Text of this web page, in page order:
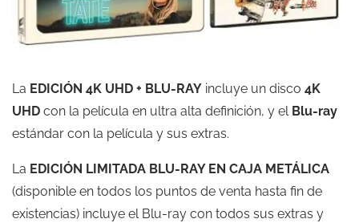
La EDICIÓN 4K UHD + BLU-RAY incluye un disco 4K
UHD con la película en ultra alta definición, y el Blu-ray
estándar con la película y sus extras.
La EDICIÓN LIMITADA BLU-RAY EN CAJA METÁLICA
(disponible en todos los puntos de venta hasta fin de
existencias) incluye el Blu-ray con todos sus extras y